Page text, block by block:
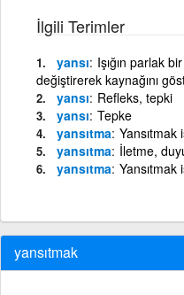
İlgili Terimler
yansı Işığın parlak
değiştirerek kaynağını
yansı Refleks, tepki
yansı Tepke
yansıtma
yansıtma İletme,
yansıtma Yansıtmak
yansıtmak